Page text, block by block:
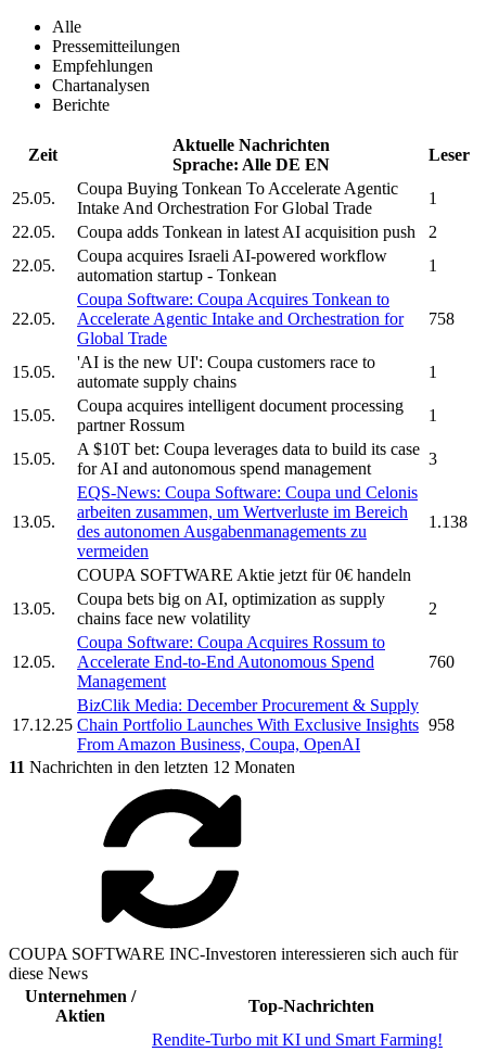
Alle
Pressemitteilungen
Empfehlungen
Chartanalysen
Berichte
Zeit
Aktuelle Nachrichten
Sprache: Alle DE EN
Leser
25.05.
Coupa Buying Tonkean To Accelerate Agentic
Intake And Orchestration For Global Trade
1
22.05.
Coupa adds Tonkean in latest AI acquisition push
2
22.05.
Coupa acquires Israeli AI-powered workflow
automation startup - Tonkean
1
22.05.
Coupa Software: Coupa Acquires Tonkean to
Accelerate Agentic Intake and Orchestration for
Global Trade
758
15.05.
'AI is the new UI': Coupa customers race to
automate supply chains
1
15.05.
Coupa acquires intelligent document processing
partner Rossum
1
15.05.
A $10T bet: Coupa leverages data to build its case
for AI and autonomous spend management
3
13.05.
EQS-News: Coupa Software: Coupa und Celonis
arbeiten zusammen, um Wertverluste im Bereich
des autonomen Ausgabenmanagements zu
vermeiden
1.138
COUPA SOFTWARE Aktie jetzt für 0€ handeln
13.05.
Coupa bets big on AI, optimization as supply
chains face new volatility
2
12.05.
Coupa Software: Coupa Acquires Rossum to
Accelerate End-to-End Autonomous Spend
Management
760
17.12.25
BizClik Media: December Procurement & Supply
Chain Portfolio Launches With Exclusive Insights
From Amazon Business, Coupa, OpenAI
958
11 Nachrichten in den letzten 12 Monaten
COUPA SOFTWARE INC-Investoren interessieren sich auch für
diese News
Unternehmen /
Aktien
Top-Nachrichten
Rendite-Turbo mit KI und Smart Farming!